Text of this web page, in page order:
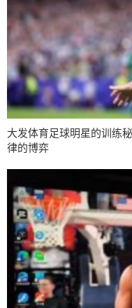
大发体育足球明星的训练
律的博弈